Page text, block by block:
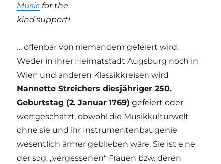
Music for the
kind support!
… offenbar von niemandem gefeiert wird.
Weder in ihrer Heimatstadt Augsburg noch in
Wien und anderen Klassikkreisen wird
Nannette Streichers diesjähriger 250.
Geburtstag (2. Januar 1769) gefeiert oder
wertgeschätzt, obwohl die Musikkulturwelt
ohne sie und ihr Instrumentenbaugenie
wesentlich ärmer geblieben wäre. Sie ist eine
der sog. „vergessenen“ Frauen bzw. deren